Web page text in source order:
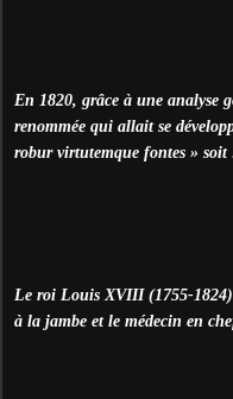
En 1820, grâce à une analyse
renommée qui allait se
robur virtutemque fontes » soit
Le roi Louis XVIII (1755-
à la jambe et le médecin en